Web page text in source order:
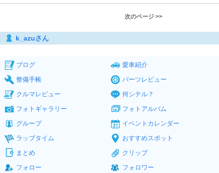
次のページ >>
k_azuさん
ブログ
愛車紹介
整備手帳
パーツレビュー
クルマレビュー
何シテル？
フォトギャラリー
フォトアルバム
グループ
イベントカレンダー
ラップタイム
おすすめスポット
まとめ
クリップ
フォロー
フォロワー